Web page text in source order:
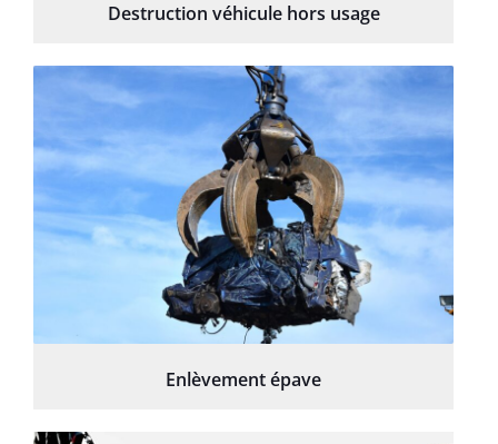
Destruction véhicule hors usage
Enlèvement épave